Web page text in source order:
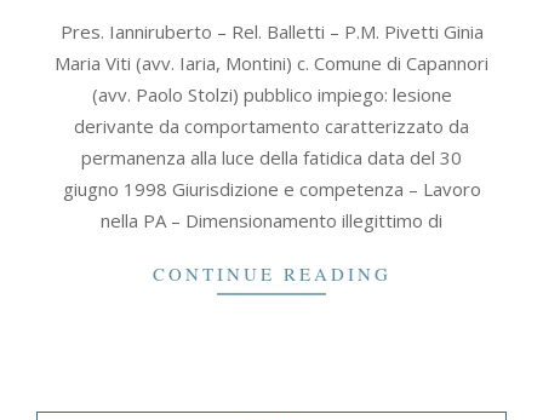
01-
19
Pres. Ianniruberto – Rel. Balletti – P.M. Pivetti Ginia
Maria Viti (avv. Iaria, Montini) c. Comune di Capannori
(avv. Paolo Stolzi) pubblico impiego: lesione
derivante da comportamento caratterizzato da
permanenza alla luce della fatidica data del 30
giugno 1998 Giurisdizione e competenza – Lavoro
nella PA – Dimensionamento illegittimo di
CONTINUE READING